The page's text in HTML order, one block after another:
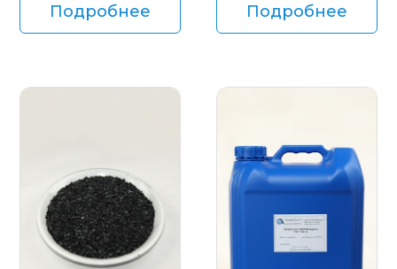
Подробнее Подробнее